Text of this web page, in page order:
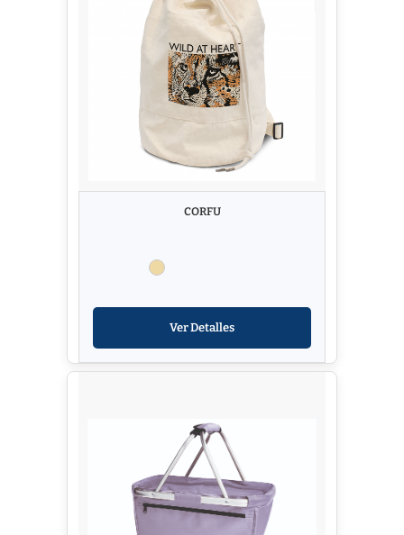
CORFU
Ver Detalles